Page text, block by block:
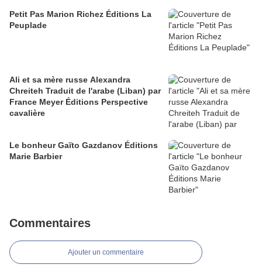
Petit Pas Marion Richez Éditions La
Peuplade
Ali et sa mère russe Alexandra
Chreiteh Traduit de l'arabe (Liban) par
France Meyer Éditions Perspective
cavalière
Le bonheur Gaïto Gazdanov Éditions
Marie Barbier
Commentaires
Ajouter un commentaire